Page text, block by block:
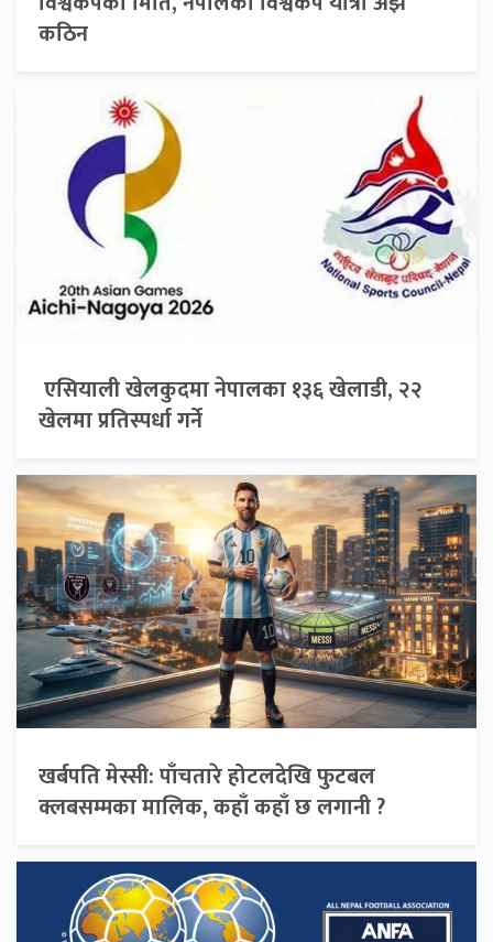
कठिन
एसियाली खेलकुदमा नेपालका १३६ खेलाडी, २२
खेलमा प्रतिस्पर्धा गर्ने
खर्बपति मेस्सी: पाँचतारे होटलदेखि फुटबल
क्लबसम्मका मालिक, कहाँ कहाँ छ लगानी ?